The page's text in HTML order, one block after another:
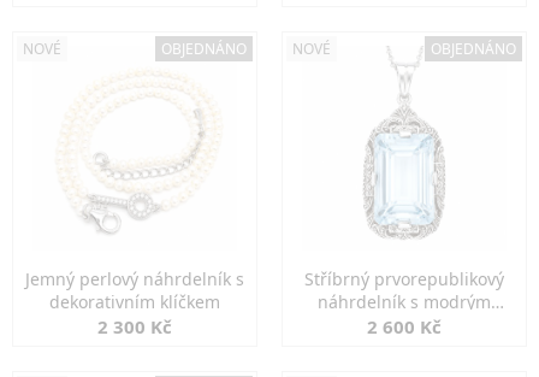
NOVÉ OBJEDNÁNO
Jemný perlový náhrdelník s
dekorativním klíčkem
2 300 Kč
NOVÉ OBJEDNÁNO
Stříbrný prvorepublikový
náhrdelník s modrým
spinelem
2 600 Kč